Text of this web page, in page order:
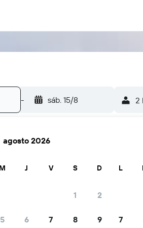
- sáb. 15/8 2
KAYAK
agosto 2026
M J V S D
1 2
5 6 7 8 9
L
7